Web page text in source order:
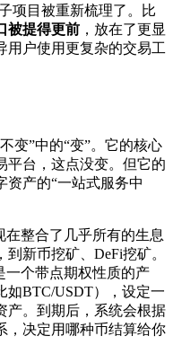
项目被重新梳理了。比
被提得更前 ，放在了更显
用户使用更复杂的交易工
变”中的“变”。它的核心
平台，这点没变。但它的
资产的“一站式服务中
在整合了几乎所有的生息
新币挖矿、DeFi挖矿。
一个带点期权性质的产
如BTC/USDT），设定一
产。到期后，系统会根据
，决定用哪种币结算给你